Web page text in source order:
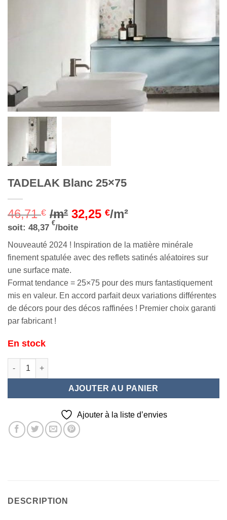
TADELAK Blanc 25×75
46,71€ /m² 32,25€/m²
soit: 48,37 €/boite
Nouveauté 2024 ! Inspiration de la matière minérale
finement spatulée avec des reflets satinés aléatoires sur
une surface mate.
Format tendance = 25×75 pour des murs fantastiquement
mis en valeur. En accord parfait deux variations différentes
de décors pour des décos raffinées ! Premier choix garanti
par fabricant !
En stock
quantité de TADELAK Blanc 25x75
AJOUTER AU PANIER
Ajouter à la liste d’envies
DESCRIPTION